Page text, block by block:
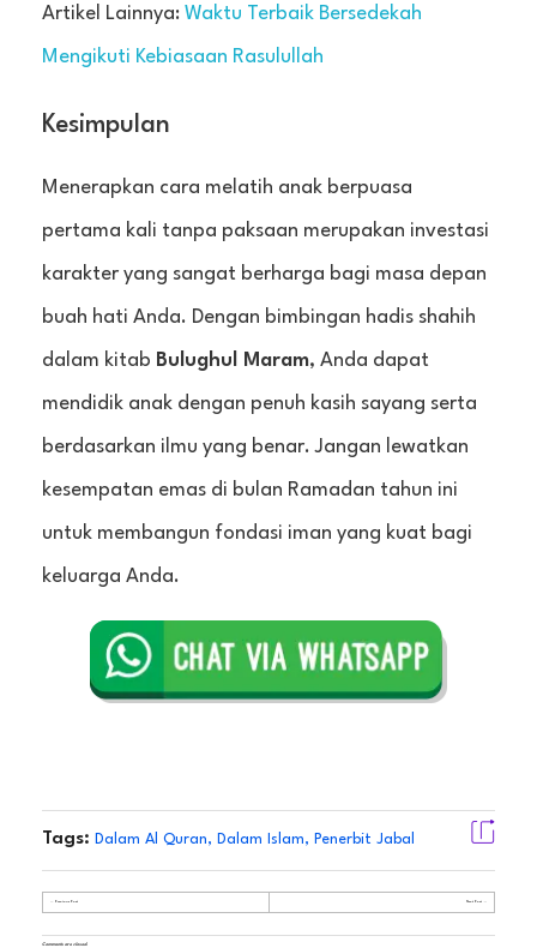
Artikel Lainnya: Waktu Terbaik Bersedekah
Mengikuti Kebiasaan Rasulullah
Kesimpulan
Menerapkan cara melatih anak berpuasa
pertama kali tanpa paksaan merupakan investasi
karakter yang sangat berharga bagi masa depan
buah hati Anda. Dengan bimbingan hadis shahih
dalam kitab Bulughul Maram, Anda dapat
mendidik anak dengan penuh kasih sayang serta
berdasarkan ilmu yang benar. Jangan lewatkan
kesempatan emas di bulan Ramadan tahun ini
untuk membangun fondasi iman yang kuat bagi
keluarga Anda.
Tags: Dalam Al Quran, Dalam Islam, Penerbit Jabal
Previous Post Next Post
Comments are closed.